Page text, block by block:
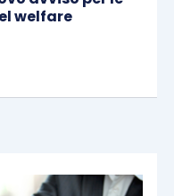
welfare